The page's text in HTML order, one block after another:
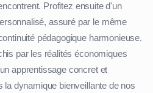
Profitez ensuite d'un
assuré par le même
pédagogique harmonieuse.
par les réalités économiques
apprentissage concret et
dynamique bienveillante de nos